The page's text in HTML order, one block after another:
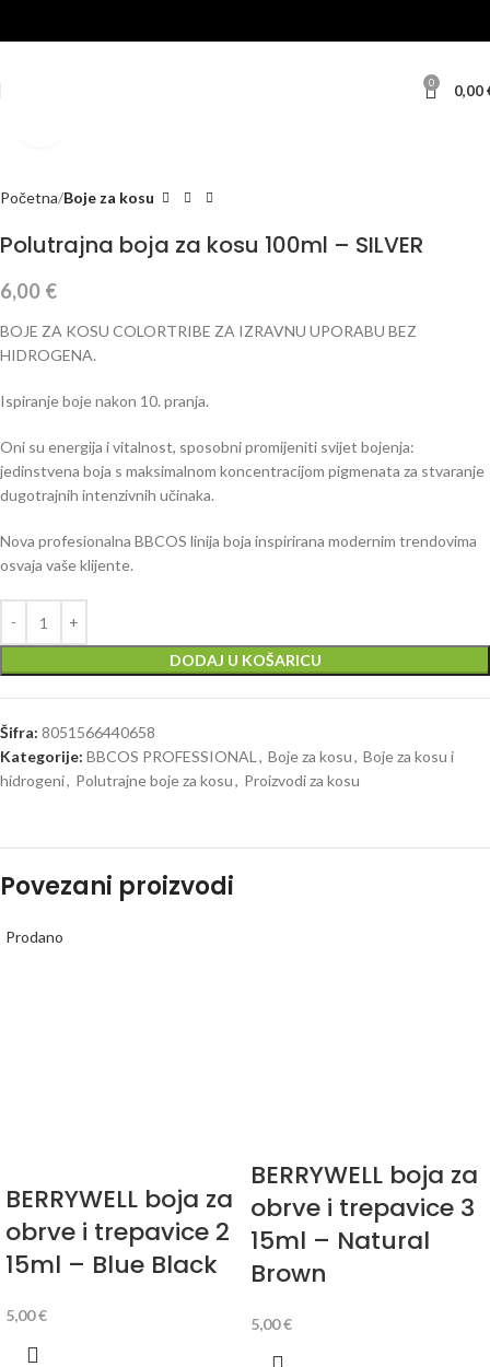
0 0,00
Početna Boje za kosu
Polutrajna boja za kosu 100ml – SILVER
6,00 €
BOJE ZA KOSU COLORTRIBE ZA IZRAVNU UPORABU BEZ
HIDROGENA.
Ispiranje boje nakon 10. pranja.
Oni su energija i vitalnost, sposobni promijeniti svijet bojenja:
jedinstvena boja s maksimalnom koncentracijom pigmenata za stvaranje
dugotrajnih intenzivnih učinaka.
Nova profesionalna BBCOS linija boja inspirirana modernim trendovima
osvaja vaše klijente.
DODAJ U KOŠARICU
Šifra: 8051566440658
Kategorije: BBCOS PROFESSIONAL , Boje za kosu, Boje za kosu i
hidrogeni, Polutrajne boje za kosu, Proizvodi za kosu
Povezani proizvodi
Prodano
BERRYWELL boja za
obrve i trepavice 2
15ml – Blue Black
5,00€
BERRYWELL boja za
obrve i trepavice 3
15ml – Natural
Brown
5,00€